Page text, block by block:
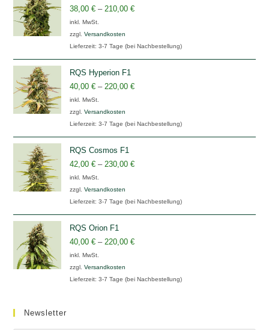
38,00€ – 210,00€
inkl. MwSt.
zzgl.Versandkosten
Lieferzeit:3-7 Tage (bei Nachbestellung)
RQS Hyperion F1
40,00€ – 220,00€
inkl. MwSt.
zzgl.Versandkosten
Lieferzeit:3-7 Tage (bei Nachbestellung)
RQS Cosmos F1
42,00€ – 230,00€
inkl. MwSt.
zzgl.Versandkosten
Lieferzeit:3-7 Tage (bei Nachbestellung)
RQS Orion F1
40,00€ – 220,00€
inkl. MwSt.
zzgl.Versandkosten
Lieferzeit:3-7 Tage (bei Nachbestellung)
Newsletter